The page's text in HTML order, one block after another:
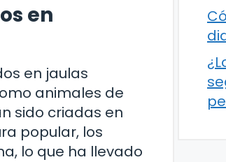
en
en jaulas
animales de
sido criadas en
popular, los
lo que ha llevado